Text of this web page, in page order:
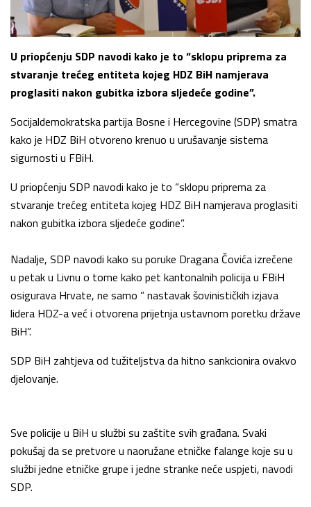
U priopćenju SDP navodi kako je to “sklopu priprema za
stvaranje trećeg entiteta kojeg HDZ BiH namjerava
proglasiti nakon gubitka izbora sljedeće godine”.
Socijaldemokratska partija Bosne i Hercegovine (SDP) smatra
kako je HDZ BiH otvoreno krenuo u urušavanje sistema
sigurnosti u FBiH.
U priopćenju SDP navodi kako je to “sklopu priprema za
stvaranje trećeg entiteta kojeg HDZ BiH namjerava proglasiti
nakon gubitka izbora sljedeće godine”.
Nadalje, SDP navodi kako su poruke Dragana Čovića izrečene
u petak u Livnu o tome kako pet kantonalnih policija u FBiH
osigurava Hrvate, ne samo ” nastavak šovinističkih izjava
lidera HDZ-a već i otvorena prijetnja ustavnom poretku države
BiH”.
SDP BiH zahtjeva od tužiteljstva da hitno sankcionira ovakvo
djelovanje.
Sve policije u BiH u službi su zaštite svih građana. Svaki
pokušaj da se pretvore u naoružane etničke falange koje su u
službi jedne etničke grupe i jedne stranke neće uspjeti, navodi
SDP.